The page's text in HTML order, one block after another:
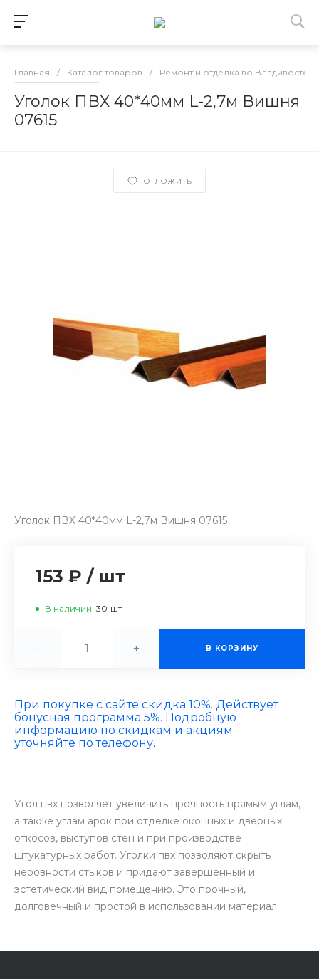
Главная / Каталог товаров / Ремонт и отделка во Владивостоке
Уголок ПВХ 40*40мм L-2,7м Вишня
07615
ОТЛОЖИТЬ
Уголок ПВХ 40*40мм L-2,7м Вишня 07615
153 ₽ / шт
В наличии 30 шт
- + В КОРЗИНУ
При покупке с сайте скидка 10%. Действует
бонусная программа 5%. Подробную
информацию по скидкам и акциям
уточняйте по телефону.
Угол пвх позволяет увеличить прочность прямым углам,
а также углам арок при отделке оконных и дверных
откосов, выступов стен и при производстве
штукатурных работ. Уголки пвх позволяют скрыть
неровности стыков и придают завершенный и
эстетический вид помещению. Это прочный,
долговечный и простой в использовании материал.